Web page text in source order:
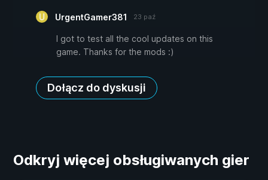
UrgentGamer381 23 paź
I got to test all the cool updates on this
game. Thanks for the mods :)
Dołącz do dyskusji
Odkryj więcej obsługiwanych gier